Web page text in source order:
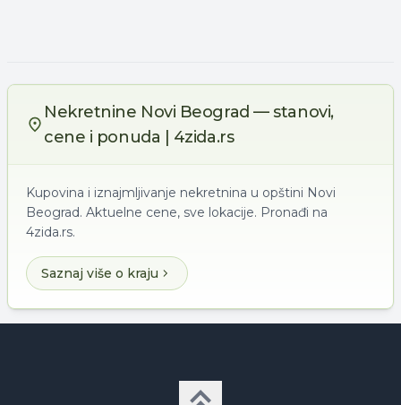
Nekretnine Novi Beograd — stanovi,
cene i ponuda | 4zida.rs
Kupovina i iznajmljivanje nekretnina u opštini Novi
Beograd. Aktuelne cene, sve lokacije. Pronađi na
4zida.rs.
Saznaj više o kraju